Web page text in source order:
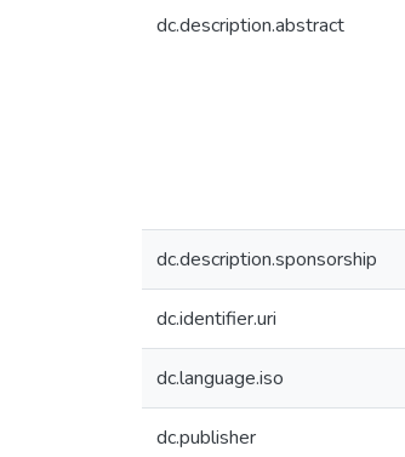
dc.description.abstract
dc.description.sponsorship
dc.identifier.uri
dc.language.iso
dc.publisher